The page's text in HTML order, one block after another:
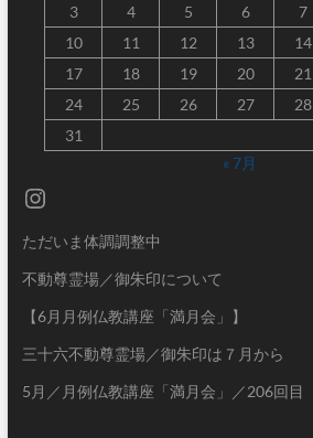
3
4 5 6 7
10
11 12 13 14
17
18 19 20 21
24
25 26 27 28
31
« 7月
Instagram
ただいま体調調整中
不動尊霊場／御朱印について
【6月月例仏教講座「満月会」】
三十六不動尊霊場／御朱印は７月から
5月／月例仏教講座「満月会」／206回目